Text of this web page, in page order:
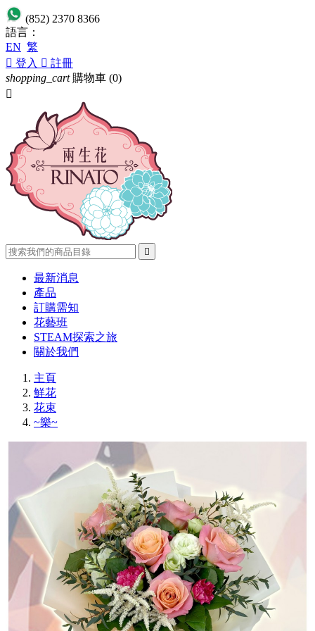
(852) 2370 8366
語言：
EN 繁
 登入  註冊
shopping_cart 購物車 (0)


最新消息
產品
訂購需知
花藝班
STEAM探索之旅
關於我們
主頁
鮮花
花束
~樂~